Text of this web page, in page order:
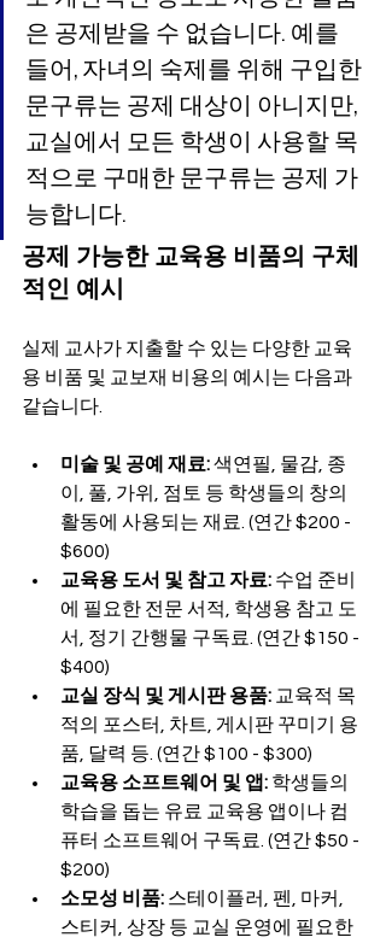
은 공제받을 수 없습니다. 예를
들어, 자녀의 숙제를 위해 구입한
문구류는 공제 대상이 아니지만,
교실에서 모든 학생이 사용할 목
적으로 구매한 문구류는 공제 가
능합니다.
공제 가능한 교육용 비품의 구체
적인 예시
실제 교사가 지출할 수 있는 다양한 교육
용 비품 및 교보재 비용의 예시는 다음과
같습니다.
미술 및 공예 재료: 색연필, 물감, 종
이, 풀, 가위, 점토 등 학생들의 창의
활동에 사용되는 재료. (연간 $200 -
$600)
교육용 도서 및 참고 자료: 수업 준비
에 필요한 전문 서적, 학생용 참고 도
서, 정기 간행물 구독료. (연간 $150 -
$400)
교실 장식 및 게시판 용품: 교육적 목
적의 포스터, 차트, 게시판 꾸미기 용
품, 달력 등. (연간 $100 - $300)
교육용 소프트웨어 및 앱: 학생들의
학습을 돕는 유료 교육용 앱이나 컴
퓨터 소프트웨어 구독료. (연간 $50 -
$200)
소모성 비품: 스테이플러, 펜, 마커,
스티커, 상장 등 교실 운영에 필요한